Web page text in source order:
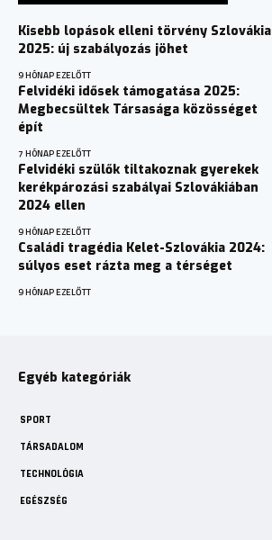
Kisebb lopások elleni törvény Szlovákia
2025: új szabályozás jöhet
9 HÓNAP EZELŐTT
Felvidéki idősek támogatása 2025:
Megbecsültek Társasága közösséget
épít
7 HÓNAP EZELŐTT
Felvidéki szülők tiltakoznak gyerekek
kerékpározási szabályai Szlovákiában
2024 ellen
9 HÓNAP EZELŐTT
Családi tragédia Kelet-Szlovákia 2024:
súlyos eset rázta meg a térséget
9 HÓNAP EZELŐTT
Egyéb kategóriák
SPORT
TÁRSADALOM
TECHNOLÓGIA
EGÉSZSÉG